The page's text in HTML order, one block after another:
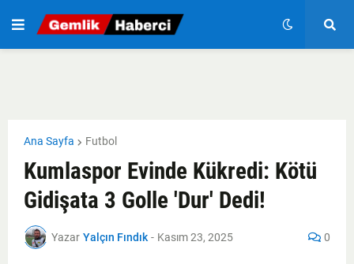
Ana Sayfa Futbol
Kumlaspor Evinde Kükredi: Kötü
Gidişata 3 Golle 'Dur' Dedi!
Yazar Yalçın Fındık - Kasım 23, 2025 0